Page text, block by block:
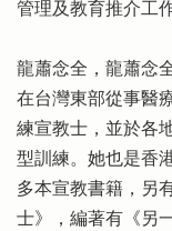
管理及教育推介工
龍蕭念全，龍蕭念
在台灣東部從事醫
練宣教士，並於各
型訓練。她也是香
多本宣教書籍，另
士》，編著有《另